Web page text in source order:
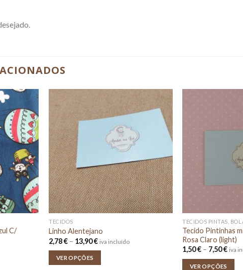
C/
TECIDOS
Linho Alentejano
2,78€ – 13,90€Price
iva incluído
VER OPÇÕES
TECIDOS PINTAS,
Tecido Pintinhas
Rosa Claro (light)
1,50€ – 7,50€ iva
VER OPÇÕES